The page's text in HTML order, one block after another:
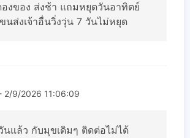
งของ ส่งช้า แถมหยุดวันอาทิตย์
ส่งเจ้าอื่นวิ่งวุ่น 7 วันไม่หยุด
2/9/2026 11:06:09
นแล้ว กับมุขเดิมๆ ติดต่อไม่ได้